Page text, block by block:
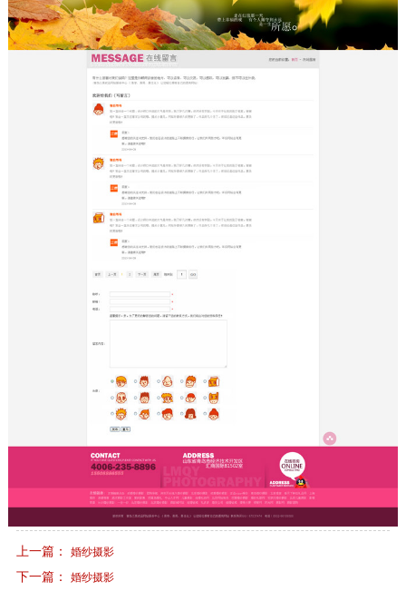
上一篇： 婚纱摄影
下一篇： 婚纱摄影